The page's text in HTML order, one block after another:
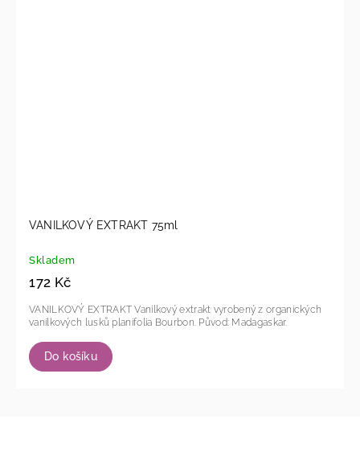
VANILKOVÝ EXTRAKT 75ml
Skladem
172 Kč
Do košíku
VANILKOVÝ EXTRAKT Vanilkový extrakt vyrobený z organických
vanilkových lusků planifolia Bourbon. Původ: Madagaskar.